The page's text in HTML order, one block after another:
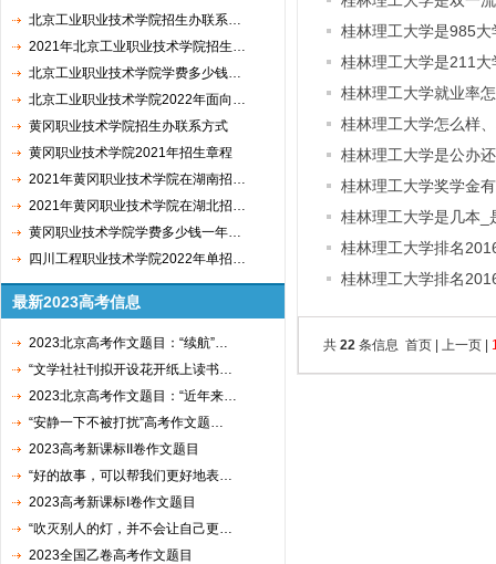
北京工业职业技术学院招生办联系…
2021年北京工业职业技术学院招生…
北京工业职业技术学院学费多少钱…
北京工业职业技术学院2022年面向…
黄冈职业技术学院招生办联系方式
黄冈职业技术学院2021年招生章程
2021年黄冈职业技术学院在湖南招…
2021年黄冈职业技术学院在湖北招…
黄冈职业技术学院学费多少钱一年…
四川工程职业技术学院2022年单招…
最新2023高考信息
2023北京高考作文题目：“续航”…
“文学社社刊拟开设花开纸上读书…
2023北京高考作文题目：“近年来…
“安静一下不被打扰”高考作文题…
2023高考新课标II卷作文题目
“好的故事，可以帮我们更好地表…
2023高考新课标I卷作文题目
“吹灭别人的灯，并不会让自己更…
2023全国乙卷高考作文题目
桂林理工大学是985大
桂林理工大学是211大
桂林理工大学就业率
桂林理工大学怎么样
桂林理工大学是公办
桂林理工大学奖学金
桂林理工大学是几本_
桂林理工大学排名
桂林理工大学排名
共 22 条信息 首页 | 上一页 |